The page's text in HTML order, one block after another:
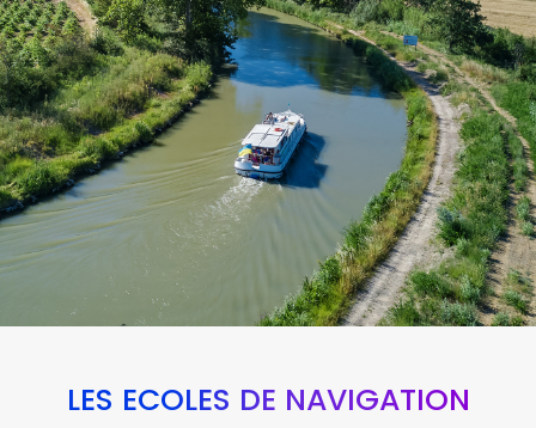
LES ÉCOLES DE NAVIGATION